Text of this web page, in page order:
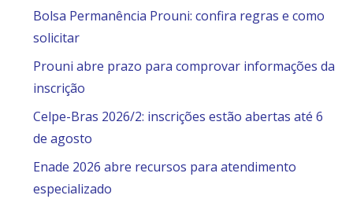
Bolsa Permanência Prouni: confira regras e como
solicitar
Prouni abre prazo para comprovar informações da
inscrição
Celpe-Bras 2026/2: inscrições estão abertas até 6
de agosto
Enade 2026 abre recursos para atendimento
especializado